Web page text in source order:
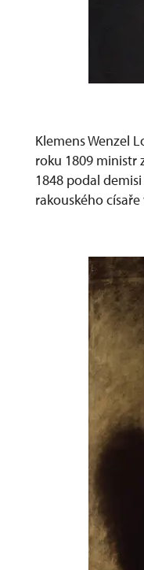
Klemens Wenzel
roku 1809 ministr
1848 podal
rakouského